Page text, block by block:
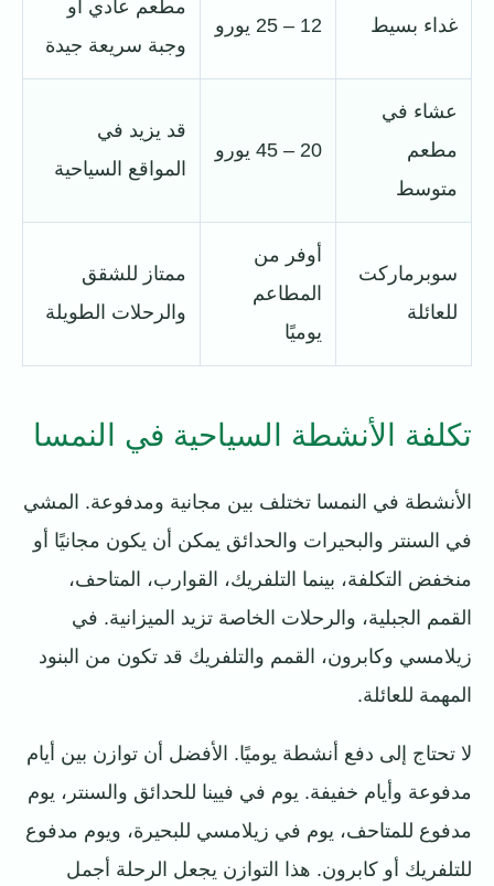
غداء بسيط 12 – 25 يورو
مطعم عادي أو
وجبة سريعة جيدة
عشاء في
مطعم
متوسط
20 – 45 يورو
قد يزيد في
المواقع السياحية
سوبرماركت
للعائلة
أوفر من
المطاعم
يوميًا
ممتاز للشقق
والرحلات الطويلة
تكلفة الأنشطة السياحية في النمسا
الأنشطة في النمسا تختلف بين مجانية ومدفوعة. المشي
في السنتر والبحيرات والحدائق يمكن أن يكون مجانيًا أو
منخفض التكلفة، بينما التلفريك، القوارب، المتاحف،
القمم الجبلية، والرحلات الخاصة تزيد الميزانية. في
زيلامسي وكابرون، القمم والتلفريك قد تكون من البنود
المهمة للعائلة.
لا تحتاج إلى دفع أنشطة يوميًا. الأفضل أن توازن بين أيام
مدفوعة وأيام خفيفة. يوم في فيينا للحدائق والسنتر، يوم
مدفوع للمتاحف، يوم في زيلامسي للبحيرة، ويوم مدفوع
للتلفريك أو كابرون. هذا التوازن يجعل الرحلة أجمل